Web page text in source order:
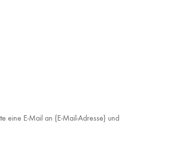
eine E-Mail an {E-Mail-Adresse} und